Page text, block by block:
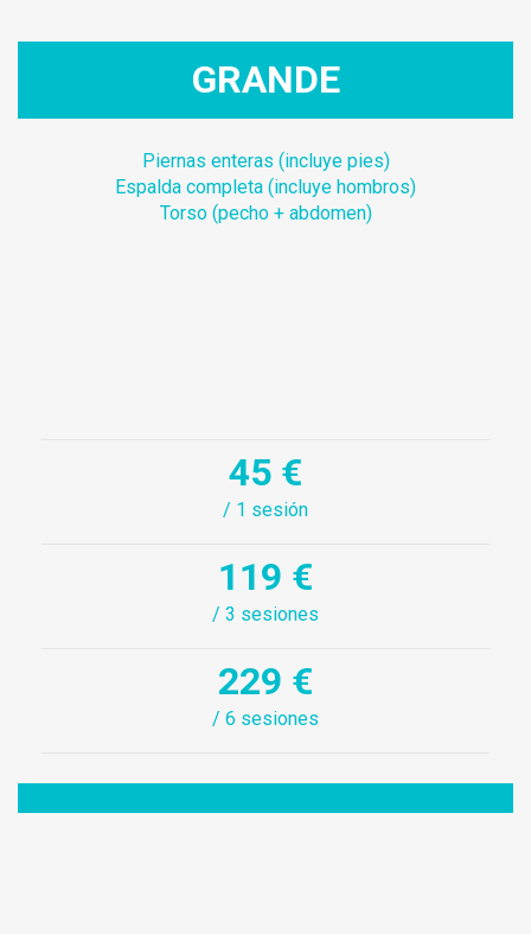
GRANDE
Piernas enteras (incluye pies)
Espalda completa (incluye hombros)
Torso (pecho + abdomen)
45 €
/ 1 sesión
119 €
/ 3 sesiones
229 €
/ 6 sesiones